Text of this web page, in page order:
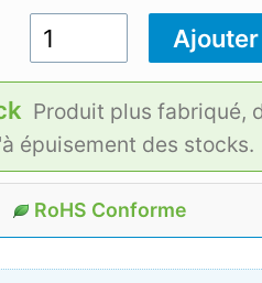
Produit plus fabriqué,
épuisement des stocks.
RoHS Conforme